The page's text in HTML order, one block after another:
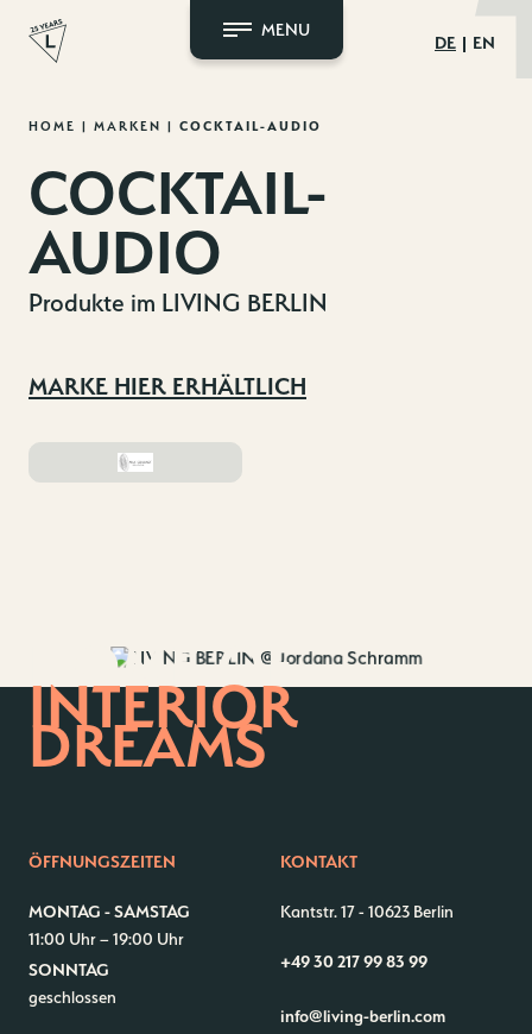
Zum
springen
MENU
DE EN
Kontakt
Storeplan
HOME | MARKEN | COCKTAIL-AUDIO
COCKTAIL-
AUDIO
Produkte im LIVING BERLIN
MARKE HIER ERHÄLTLICH
HOME OF
INTERIOR
DREAMS
ÖFFNUNGSZEITEN
MONTAG - SAMSTAG
11:00 Uhr – 19:00 Uhr
SONNTAG
geschlossen
KONTAKT
Kantstr. 17- 10623 Berlin
+49 30 217 99 83 99
info@living-berlin.com